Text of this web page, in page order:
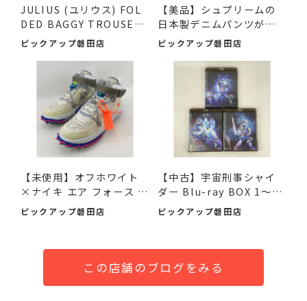
JULIUS (ユリウス) FOL
DED BAGGY TROUSERS
ブラッ...
ピックアップ磐田店
【美品】シュプリームの
日本製デニムパンツが入
荷...
ピックアップ磐田店
【未使用】オフホワイト
×ナイキ エア フォース 1
M...
ピックアップ磐田店
【中古】宇宙刑事シャイ
ダー Blu-ray BOX 1～3
デ...
ピックアップ磐田店
この店舗のブログをみる